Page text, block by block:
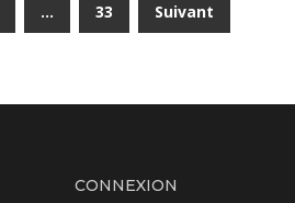
… 33 Suivant
CONNEXION